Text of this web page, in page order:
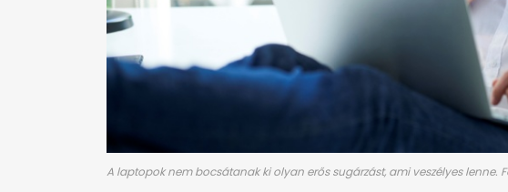
A laptopok nem bocsátanak ki olyan erős sugárzást, ami veszélyes lenne.